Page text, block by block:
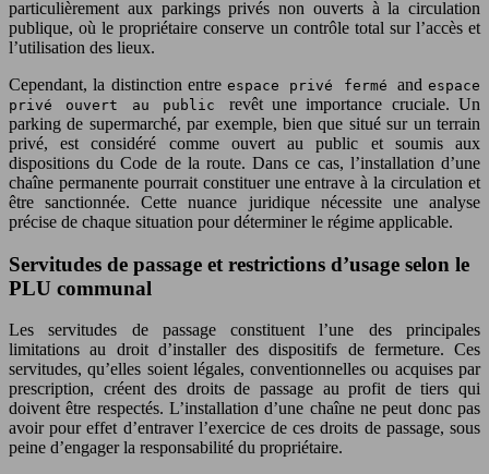
particulièrement aux parkings privés non ouverts à la circulation
publique, où le propriétaire conserve un contrôle total sur l’accès et
l’utilisation des lieux.
Cependant, la distinction entre espace privé fermé and espace
privé ouvert au public revêt une importance cruciale. Un
parking de supermarché, par exemple, bien que situé sur un terrain
privé, est considéré comme ouvert au public et soumis aux
dispositions du Code de la route. Dans ce cas, l’installation d’une
chaîne permanente pourrait constituer une entrave à la circulation et
être sanctionnée. Cette nuance juridique nécessite une analyse
précise de chaque situation pour déterminer le régime applicable.
Servitudes de passage et restrictions d’usage selon le
PLU communal
Les servitudes de passage constituent l’une des principales
limitations au droit d’installer des dispositifs de fermeture. Ces
servitudes, qu’elles soient légales, conventionnelles ou acquises par
prescription, créent des droits de passage au profit de tiers qui
doivent être respectés. L’installation d’une chaîne ne peut donc pas
avoir pour effet d’entraver l’exercice de ces droits de passage, sous
peine d’engager la responsabilité du propriétaire.